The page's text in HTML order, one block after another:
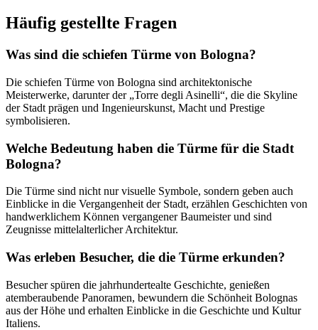
Häufig gestellte Fragen
Was sind die schiefen Türme von Bologna?
Die schiefen Türme von Bologna sind architektonische
Meisterwerke, darunter der „Torre degli Asinelli“, die die Skyline
der Stadt prägen und Ingenieurskunst, Macht und Prestige
symbolisieren.
Welche Bedeutung haben die Türme für die Stadt
Bologna?
Die Türme sind nicht nur visuelle Symbole, sondern geben auch
Einblicke in die Vergangenheit der Stadt, erzählen Geschichten von
handwerklichem Können vergangener Baumeister und sind
Zeugnisse mittelalterlicher Architektur.
Was erleben Besucher, die die Türme erkunden?
Besucher spüren die jahrhundertealte Geschichte, genießen
atemberaubende Panoramen, bewundern die Schönheit Bolognas
aus der Höhe und erhalten Einblicke in die Geschichte und Kultur
Italiens.